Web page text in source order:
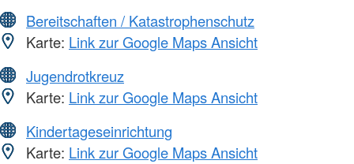
Bereitschaften / Katastrophenschutz
Karte: Link zur Google Maps Ansicht
Jugendrotkreuz
Karte: Link zur Google Maps Ansicht
Kindertageseinrichtung
Karte: Link zur Google Maps Ansicht